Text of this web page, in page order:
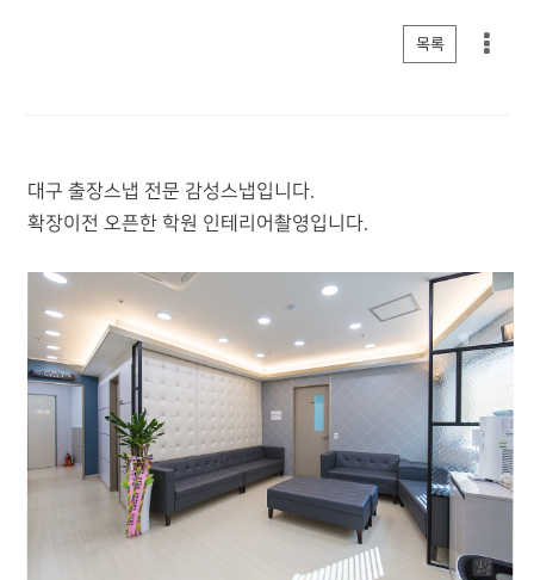
목록
대구 출장스냅 전문 감성스냅입니다.
확장이전 오픈한 학원 인테리어촬영입니다.